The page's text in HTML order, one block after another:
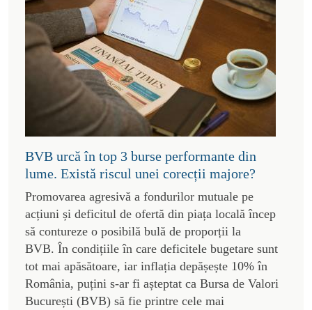
BVB urcă în top 3 burse performante din
lume. Există riscul unei corecții majore?
Promovarea agresivă a fondurilor mutuale pe
acțiuni și deficitul de ofertă din piața locală încep
să contureze o posibilă bulă de proporții la
BVB. În condițiile în care deficitele bugetare sunt
tot mai apăsătoare, iar inflația depășește 10% în
România, puțini s-ar fi așteptat ca Bursa de Valori
București (BVB) să fie printre cele mai